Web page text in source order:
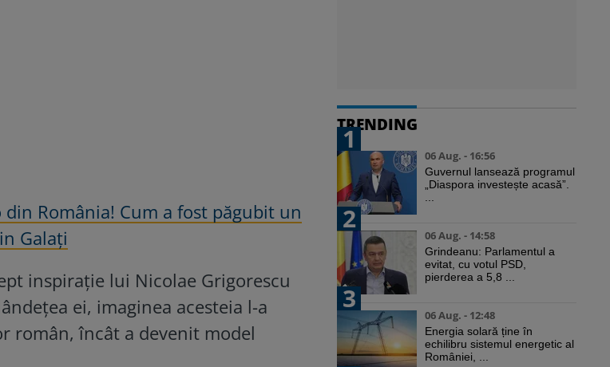
România! Cum a fost păgubit un
Galați
inspirație lui Nicolae Grigorescu
ei, imaginea acesteia l-a
român, încât a devenit model
TRENDING
1
06 Aug. - 16:56
Guvernul lansează programul
„Diaspora investește acasă”.
2
06 Aug. - 14:58
Grindeanu: Parlamentul a
evitat, cu votul PSD,
pierderea a 5,8 ...
3
06 Aug. - 12:48
Energia solară ține în
echilibru sistemul energetic al
României, ...